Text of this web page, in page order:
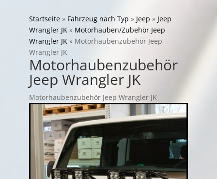
Startseite» Fahrzeug nach Typ » Jeep » Jeep
Wrangler JK» Motorhauben/Zubehör Jeep
Wrangler JK» Motorhaubenzubehör Jeep
Wrangler JK
Motorhaubenzubehör
Jeep Wrangler JK
Motorhaubenzubehör Jeep Wrangler JK